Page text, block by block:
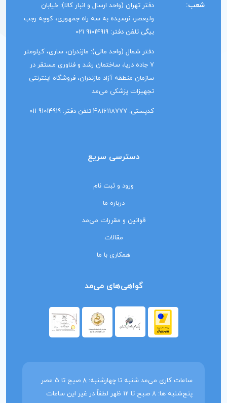
شعب:
دفتر تهران (واحد ارسال و انبار کالا): خیابان
ولیعصر، نرسیده به سه راه جمهوری، کوچه رجب
بیگی تلفن دفتر: 91014919 021
دفتر شمال (واحد مالی): مازندران، ساری، کیلومتر
7 جاده دریا، ساختمان رشد و فناوری مستقر در
سازمان منطقه آزاد مازندران، فروشگاه اینترنتی
تجهیزات پزشکی می‌مد
کدپستی: 4816118777 تلفن دفتر: 91014919 011
دسترسی سریع
ورود و ثبت نام
درباره ما
قوانین و مقررات می‌مد
مقالات
همکاری با ما
گواهی‌های می‌مد
ساعات کاری می‌مد شنبه تا چهارشنبه: 8 صبح تا 5 عصر
پنج‌شنبه ها: 8 صبح تا 12 ظهر لطفاً در غیر این ساعات